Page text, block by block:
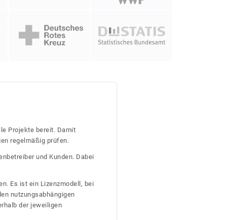
Projekte bereit. Damit
regelmäßig prüfen.
und Kunden. Dabei
Es ist ein Lizenzmodell, bei
nutzungsabhängigen
der jeweiligen